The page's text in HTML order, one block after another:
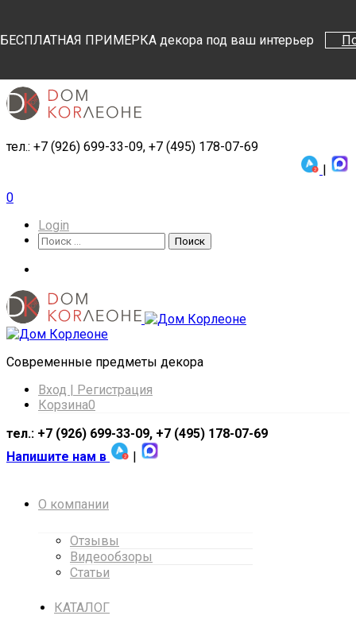
БЕСПЛАТНАЯ ПРИМЕРКА декора под ваш интерьер
тел.: +7 (926) 699-33-09, +7 (495) 178-07-69
|
0
Login
Поиск
Поиск
Cовременные предметы декора
Вход | Регистрация
Корзина0
тел.: +7 (926) 699-33-09, +7 (495) 178-07-69
Напишите нам в
|
О компании
Отзывы
Видеообзоры
Статьи
КАТАЛОГ